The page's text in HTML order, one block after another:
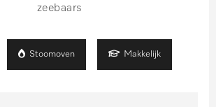
zeebaars
Stoomoven Makkelijk